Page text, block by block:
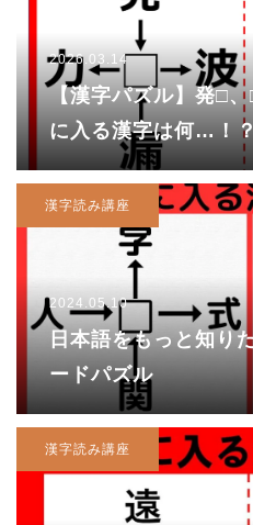
2026.03.14
【漢字パズル】発□
に入る漢字は何…！？
漢字読み講座
2024.05.10
日本語をもっと知り
ードパズル
漢字読み講座